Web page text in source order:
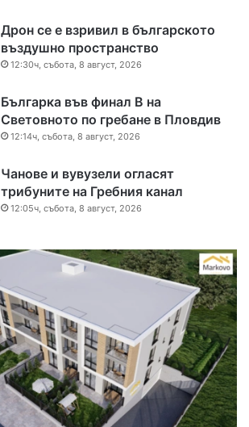
Дрон се е взривил в българското
въздушно пространство
12:30ч, събота, 8 август, 2026
Българка във финал B на
Световното по гребане в Пловдив
12:14ч, събота, 8 август, 2026
Чанове и вувузели огласят
трибуните на Гребния канал
12:05ч, събота, 8 август, 2026